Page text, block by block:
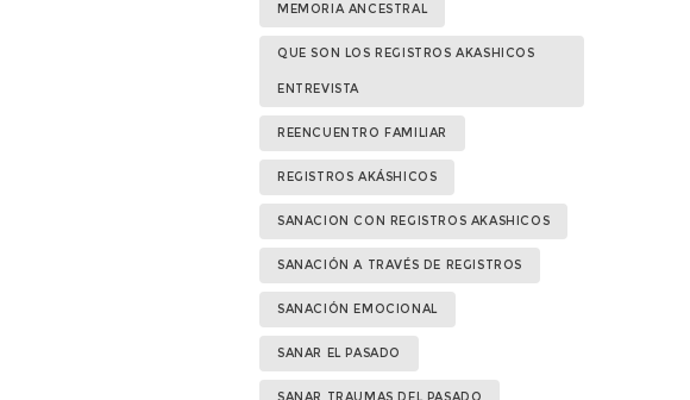
MEMORIA ANCESTRAL
QUE SON LOS REGISTROS AKASHICOS
ENTREVISTA
REENCUENTRO FAMILIAR
REGISTROS AKÁSHICOS
SANACION CON REGISTROS AKASHICOS
SANACIÓN A TRAVÉS DE REGISTROS
SANACIÓN EMOCIONAL
SANAR EL PASADO